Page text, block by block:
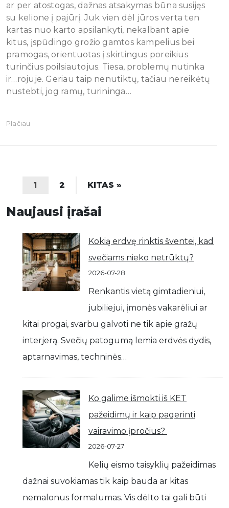
ar per atostogas, dažnas atsakymas būna susijęs
su kelione į pajūrį. Juk vien dėl jūros verta ten
kartas nuo karto apsilankyti, nekalbant apie
kitus, įspūdingo grožio gamtos kampelius bei
pramogas, orientuotas į skirtingus poreikius
turinčius poilsiautojus. Tiesa, problemų nutinka
ir…rojuje. Geriau taip nenutiktų, tačiau nereikėtų
nustebti, jog ramų, turininga…
Plačiau
1 2 KITAS »
Naujausi įrašai
Kokią erdvę rinktis šventei, kad
svečiams nieko netrūktų?
2026-07-28
Renkantis vietą gimtadieniui,
jubiliejui, įmonės vakarėliui ar
kitai progai, svarbu galvoti ne tik apie gražų
interjerą. Svečių patogumą lemia erdvės dydis,
aptarnavimas, techninės…
Ko galime išmokti iš KET
pažeidimų ir kaip pagerinti
vairavimo įpročius?
2026-07-27
Kelių eismo taisyklių pažeidimas
dažnai suvokiamas tik kaip bauda ar kitas
nemalonus formalumas. Vis dėlto tai gali būti